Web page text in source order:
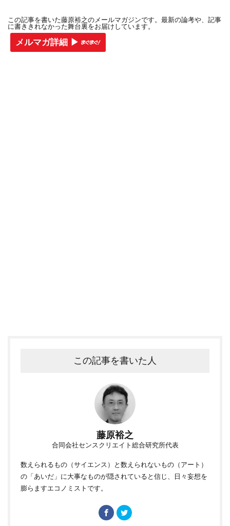
この記事を書いた藤原裕之のメールマガジンです。最新の論考や、記事
に書ききれなかった舞台裏をお届けしています。
メルマガ詳細 ▶︎
この記事を書いた人
藤原裕之
合同会社センスクリエイト総合研究所代表
数えられるもの（サイエンス）と数えられないもの（アート）
の「あいだ」に大事なものが隠されていると信じ、日々妄想を
膨らますエコノミストです。